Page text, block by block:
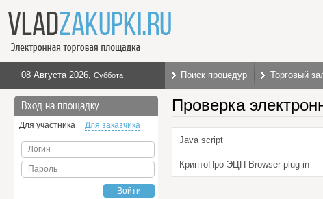
08 Августа 2026, Суббота Поиск процедур Торговый
Вход на площадку
Для участника Для заказчика
Логин
Пароль
Войти
Проверка
Java script
КриптоПро ЭЦП Browser plug-in